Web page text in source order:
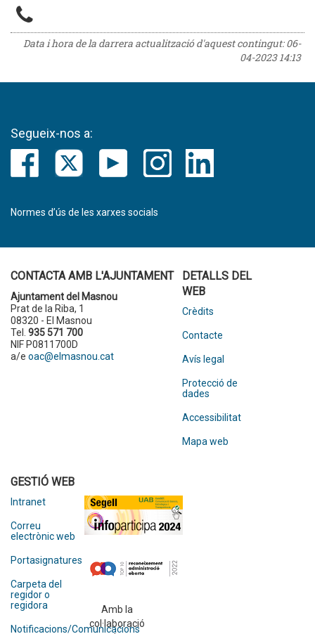
Data i hora de la darrera actualització d'aquest contingut:06-
04-2023 14:13
Segueix-nos a:
Normes d’ús de les xarxes socials
CONTACTA AMB L'AJUNTAMENT
Ajuntament del Masnou
Prat de la Riba, 1
08320 - El Masnou
Tel. 935 571 700
NIF P0811700D
a/e oac@elmasnou.cat
DETALLS DEL
WEB
Crèdits
Contacte
Avís legal
Protecció de
dades
Accessibilitat
Mapa web
GESTIÓ WEB
Intranet
Correu
electrònic web
Portasignatures
Carpeta del
regidor o
regidora
Notificacions/Comunicacions
Amb la
col·laboració